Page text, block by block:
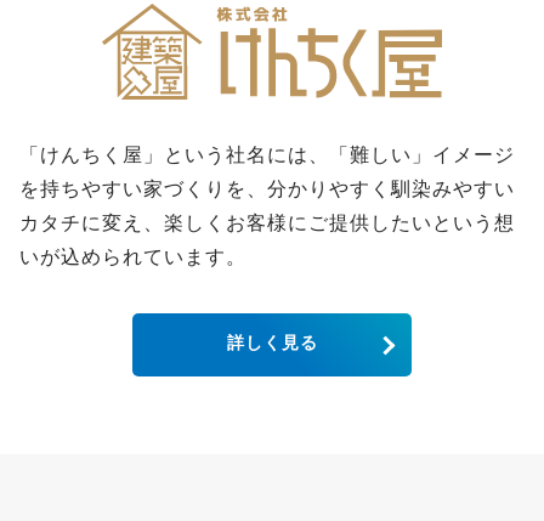
「けんちく屋」という社名には、「難しい」イメージ
を持ちやすい家づくりを、分かりやすく馴染みやすい
カタチに変え、楽しくお客様にご提供したいという想
いが込められています。
詳しく見る